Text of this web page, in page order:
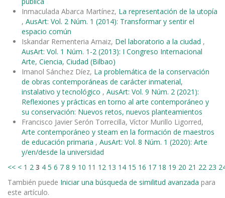
Inmaculada Abarca Martínez, La representación de la utopía
, AusArt: Vol. 2 Núm. 1 (2014): Transformar y sentir el
espacio común
Iskandar Rementeria Arnaiz, Del laboratorio a la ciudad ,
AusArt: Vol. 1 Núm. 1-2 (2013): I Congreso Internacional
Arte, Ciencia, Ciudad (Bilbao)
Imanol Sánchez Díez, La problemática de la conservación
de obras contemporáneas de carácter inmaterial,
instalativo y tecnológico , AusArt: Vol. 9 Núm. 2 (2021):
Reflexiones y prácticas en torno al arte contemporáneo y
su conservación: Nuevos retos, nuevos planteamientos
Francisco Javier Serón Torrecilla, Víctor Murillo Ligorred,
Arte contemporáneo y steam en la formación de maestros
de educación primaria , AusArt: Vol. 8 Núm. 1 (2020): Arte
y/en/desde la universidad
<< < 1 2 3 4 5 6 7 8 9 10 11 12 13 14 15 16 17 18 19 20 21 22 23
También puede Iniciar una búsqueda de similitud avanzada para
este artículo.